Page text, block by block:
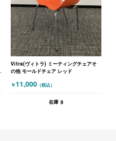
Vitra(ヴィトラ) ミーティングチェアそ
の他 モールドチェア レッド
￥ 11,000 （税込）
在庫 9